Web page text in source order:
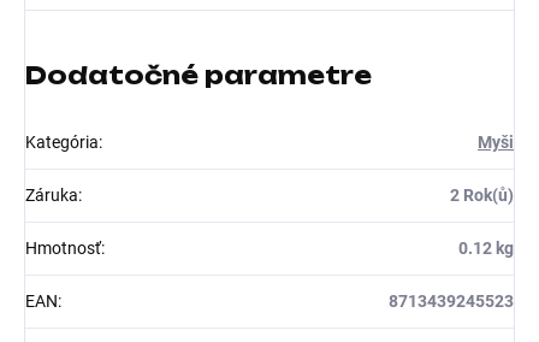
Dodatočné parametre
Kategória: Myši
Záruka: 2 Rok(ů)
Hmotnosť: 0.12 kg
EAN: 8713439245523